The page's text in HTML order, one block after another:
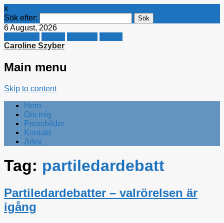
x
Sök efter:
6 August, 2026
Caroline Szyber
Main menu
Skip to content
Hem
Om mig
Pressbilder
Kontakt
Arkiv
Tag: partiledardebatt
Partiledardebatter – valrörelsen är
igång